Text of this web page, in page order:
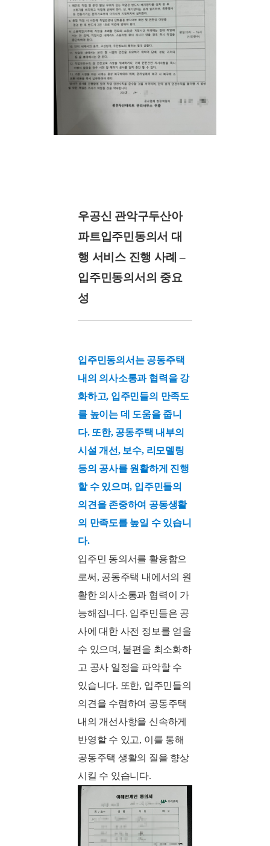
우공신 관악구두산아
파트입주민동의서 대
행 서비스 진행 사례 –
입주민동의서의 중요
성
입주민동의서는 공동주택
내의 의사소통과 협력을 강
화하고, 입주민들의 만족도
를 높이는 데 도움을 줍니
다. 또한, 공동주택 내부의
시설 개선, 보수, 리모델링
등의 공사를 원활하게 진행
할 수 있으며, 입주민들의
의견을 존중하여 공동생활
의 만족도를 높일 수 있습니
다.
입주민 동의서를 활용함으
로써, 공동주택 내에서의 원
활한 의사소통과 협력이 가
능해집니다. 입주민들은 공
사에 대한 사전 정보를 얻을
수 있으며, 불편을 최소화하
고 공사 일정을 파악할 수
있습니다. 또한, 입주민들의
의견을 수렴하여 공동주택
내의 개선사항을 신속하게
반영할 수 있고, 이를 통해
공동주택 생활의 질을 향상
시킬 수 있습니다.